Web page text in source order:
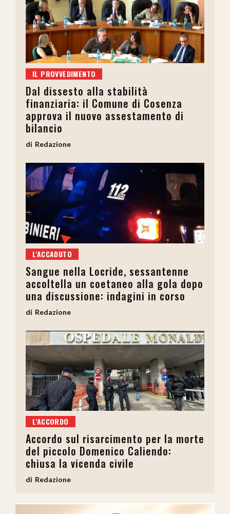
IL PROVVEDIMENTO
Dal dissesto alla stabilità
finanziaria: il Comune di Cosenza
approva il nuovo assestamento di
bilancio
Redazione
L'ACCADUTO
Sangue nella Locride, sessantenne
accoltella un coetaneo alla gola dopo
una discussione: indagini in corso
Redazione
L'ACCORDO
Accordo sul risarcimento per la morte
del piccolo Domenico Caliendo:
chiusa la vicenda civile
Redazione